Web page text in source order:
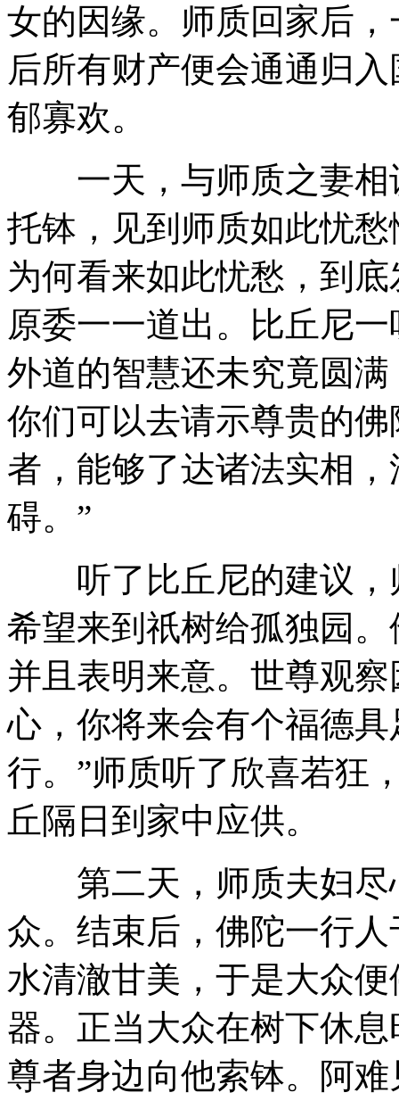
女的因缘。师质回家后
后所有财产便会通通归
郁寡欢。
一天，与师质之妻相
托钵，见到师质如此忧
为何看来如此忧愁，到
原委一一道出。比丘尼
外道的智慧还未究竟圆
你们可以去请示尊贵的
者，能够了达诸法实相
碍。”
听了比丘尼的建议，
希望来到祇树给孤独园
并且表明来意。世尊观
心，你将来会有个福德
行。”师质听了欣喜若狂
丘隔日到家中应供。
第二天，师质夫妇尽
众。结束后，佛陀一行
水清澈甘美，于是大众
器。正当大众在树下休
尊者身边向他索钵。阿